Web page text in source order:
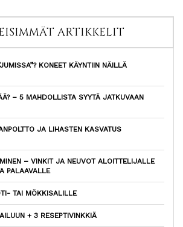
ARTIKKELIT
KONEET KÄYNTIIN NÄILLÄ
– 5 MAHDOLLISTA SYYTÄ JATKUVAAN
JA LIHASTEN KASVATUS
– VINKIT JA NEUVOT ALOITTELIJALLE
PALAAVALLE
TAI MÖKKISALILLE
+ 3 RESEPTIVINKKIÄ